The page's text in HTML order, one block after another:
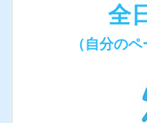
全
（自分の